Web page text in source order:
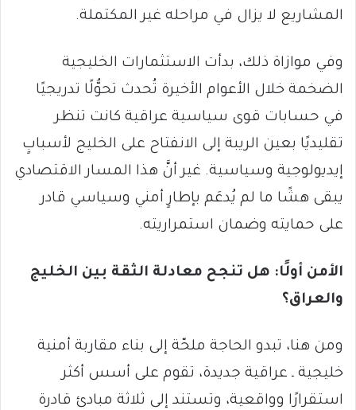
المشاريع لا يزال في مراحله غير المكتملة.
وفي موازاة ذلك، بدأت الاستثمارات الخليجية
الضخمة خلال الأعوام الأخيرة تُحدث تحوُّلًا تدريجيًا
في حسابات قوى سياسية عراقية كانت تنظر
تقليديًا بعين الريبة إلى الانفتاح على الخليج لأسبابٍ
إيديولوجية وسياسية. غير أنَّ هذا المسار الاقتصادي
يبقى هشًا ما لم يُدعَم بإطارٍ أمني وسياسي قادر
على حمايته وضمان استمراريته.
الأمن أولًا: هل تنجح معادلة الثقة بين الخليج
والعراق؟
ومن هنا، تبدو الحاجة ملحّة إلى بناء مقاربة أمنية
خليجية ـ عراقية جديدة، تقوم على أسس أكثر
استقرارًا وواقعية، وتستند إلى ثلاثة مبادئ قادرة